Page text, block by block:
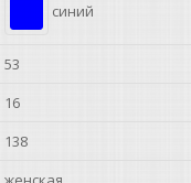
синий
53
16
138